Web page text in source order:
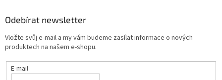
Odebírat newsletter
Vložte svůj e-mail a my vám budeme zasílat informace o nových
produktech na našem e-shopu.
E-mail